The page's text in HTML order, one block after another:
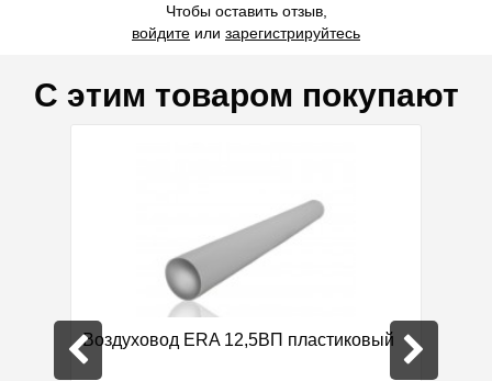
Чтобы оставить отзыв,
войдите или зарегистрируйтесь
С этим товаром покупают
Воздуховод ERA 12,5ВП пластиковый